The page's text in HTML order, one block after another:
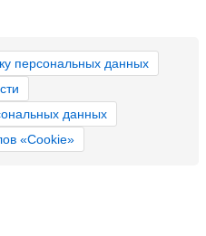
персональных данных
данных
«Cookie»